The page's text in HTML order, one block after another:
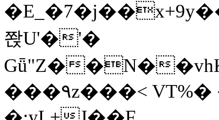
쫝U'�'�
Gǖ"Z��N�
���٩z���< VT%� �}z�XEu�<ं�Q!